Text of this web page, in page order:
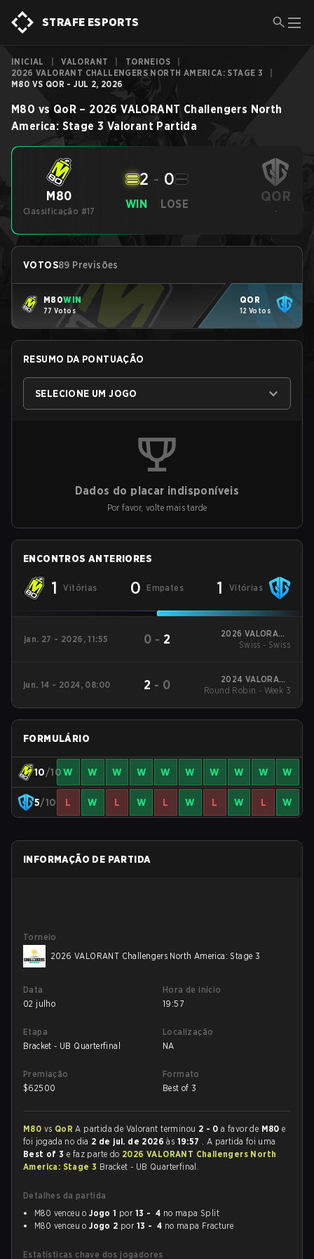
STRAFE ESPORTS
INICIAL VALORANT TORNEIOS
2026 VALORANT CHALLENGERS NORTH AMERICA: STAGE 3
M80 VS QOR - JUL 2, 2026
M80 vs QoR – 2026 VALORANT Challengers North
America: Stage 3 Valorant Partida
M80
Classificação #17
WIN
2 - 0
LOSE QOR
-
VOTOS89 Previsões
M80WIN
77 Votos
QOR
12 Votos
RESUMO DA PONTUAÇÃO
SELECIONE UM JOGO
Dados do placar indisponíveis
Por favor, volte mais tarde
ENCONTROS ANTERIORES
1 Vitórias 0 Empates 1 Vitórias
jan. 27 - 2026, 11:55 0 - 2
2026 VALORANT
Challengers North
Swiss - Swiss
jun. 14 - 2024, 08:00 2 - 0
2024 VALORANT
Challengers : North
Round Robin - Week 3
FORMULÁRIO
10/10W W W W W W W W W W
5/10 L W L W L W L W L W
INFORMAÇÃO DE PARTIDA
Torneio
2026 VALORANT Challengers North America: Stage 3
Data
02 julho
Hora de início
19:57
Etapa
Bracket - UB Quarterfinal
Localização
NA
Premiação
$62500
Formato
Best of 3
M80 vs QoRA partida de Valorant terminou 2 - 0 a favor de M80e
foi jogada no dia 2 de jul. de 2026às 19:57 . A partida foi uma
Best of 3 e faz parte do 2026 VALORANT Challengers North
America: Stage 3 Bracket - UB Quarterfinal.
Detalhes da partida
M80 venceu oJogo 1 por 13 - 4 no mapa Split
M80 venceu oJogo 2 por 13 - 4 no mapa Fracture
Estatísticas chave dos jogadores